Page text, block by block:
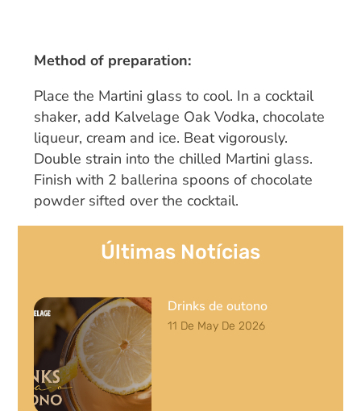
Method of preparation:
Place the Martini glass to cool. In a cocktail
shaker, add Kalvelage Oak Vodka, chocolate
liqueur, cream and ice. Beat vigorously.
Double strain into the chilled Martini glass.
Finish with 2 ballerina spoons of chocolate
powder sifted over the cocktail.
Últimas Notícias
Drinks de outono
11 De May De 2026